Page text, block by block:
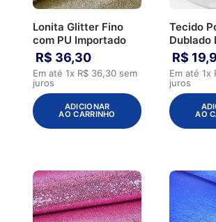
Lonita Glitter Fino
com PU Importado
R$ 36,30
Em até1x R$ 36,30 sem
juros
ADICIONAR
AO CARRINHO
Tecido
Dublado
R$ 19,
Em até 1x
juros
AO